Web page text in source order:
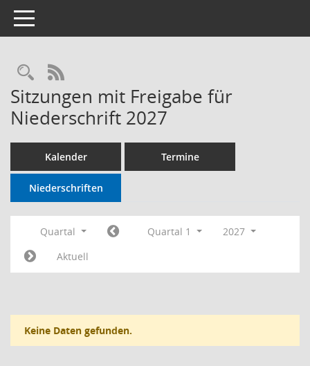
Toggle navigation
RSS-Feed
Sitzungen mit Freigabe für
Niederschrift 2027
Kalender Termine
Niederschriften
Quartal Quartal 1
2027
Aktuell
Keine Daten gefunden.